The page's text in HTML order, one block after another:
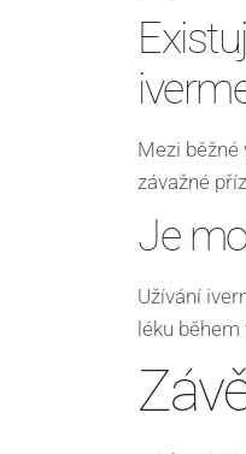
Mezi běžné
závažné
Je
Užívání
léku